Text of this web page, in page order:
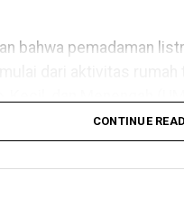
bahwa pemadaman
CONTINUE